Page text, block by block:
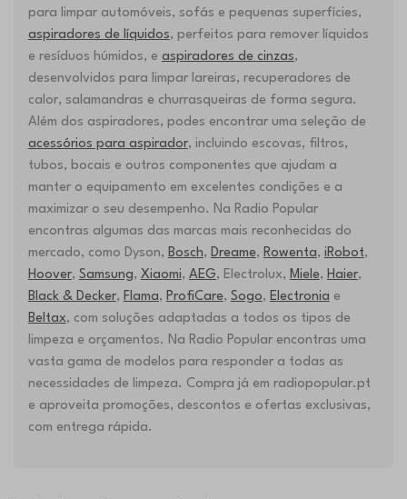
para limpar automóveis, sofás e pequenas superfícies,
aspiradores de líquidos, perfeitos para remover líquidos
e resíduos húmidos, e aspiradores de cinzas,
desenvolvidos para limpar lareiras, recuperadores de
calor, salamandras e churrasqueiras de forma segura.
Além dos aspiradores, podes encontrar uma seleção de
acessórios para aspirador, incluindo escovas, filtros,
tubos, bocais e outros componentes que ajudam a
manter o equipamento em excelentes condições e a
maximizar o seu desempenho. Na Radio Popular
encontras algumas das marcas mais reconhecidas do
mercado, como Dyson, Bosch, Dreame, Rowenta, iRobot,
Hoover, Samsung, Xiaomi, AEG, Electrolux, Miele, Haier,
Black & Decker, Flama, ProfiCare, Sogo, Electronia e
Beltax, com soluções adaptadas a todos os tipos de
limpeza e orçamentos. Na Radio Popular encontras uma
vasta gama de modelos para responder a todas as
necessidades de limpeza. Compra já em radiopopular.pt
e aproveita promoções, descontos e ofertas exclusivas,
com entrega rápida.